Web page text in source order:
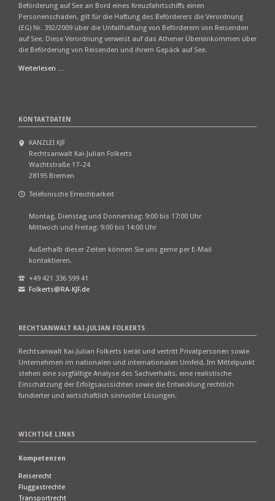
Beförderung auf See an Bord eines Kreuzfahrtschiffs einen
Personenschaden, gilt für die Haftung des Beförderers die Verordnung
(EG) Nr. 392/2009 über die Unfallhaftung von Beförderern von Reisenden
auf See. Diese Verordnung verweist auf das Athener Übereinkommen über
die Beförderung von Reisenden und ihrem Gepäck auf See.
Weiterlesen …
Kreuzfahrt-
KONTAKTDATEN
KANZLEI KJF
Rechtsanwalt Kai-Julian Folkerts
Wachtstraße 17–24
28195 Bremen
Telefonische Erreichbarkeit
Montag, Dienstag und Donnerstag: 9:00 bis 17:00 Uhr
Mittwoch und Freitag: 9:00 bis 14:00 Uhr
Außerhalb dieser Zeiten können Sie uns gerne per E-Mail
kontaktieren.
+49 421 336 599 41
Folkerts@RA-KJF.de
RECHTSANWALT KAI-JULIAN FOLKERTS
Rechtsanwalt Kai-Julian Folkerts berät und vertritt Privatpersonen sowie
Unternehmen im nationalen und internationalen Umfeld. Im Mittelpunkt
stehen eine sorgfältige Analyse des Sachverhalts, eine realistische
Einschätzung der Erfolgsaussichten sowie die Entwicklung rechtlich
fundierter und wirtschaftlich sinnvoller Lösungen.
WICHTIGE LINKS
Kompetenzen
Reiserecht
Fluggastrechte
Transportrecht